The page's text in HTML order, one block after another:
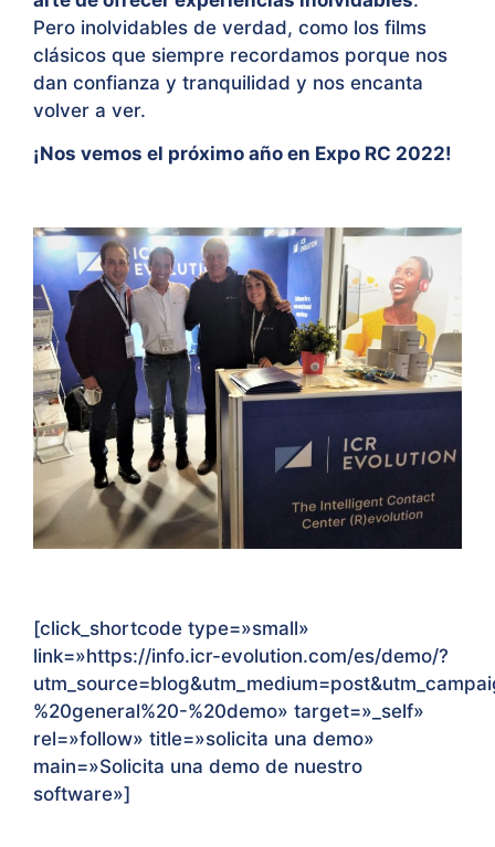
Pero inolvidables de verdad, como los films
clásicos que siempre recordamos porque nos
dan confianza y tranquilidad y nos encanta
volver a ver.
¡Nos vemos el próximo año en Expo RC 2022!
[click_shortcode type=»small»
link=»https://info.icr-evolution.com/es/demo/?
%20general%20-%20demo» target=»_self»
rel=»follow» title=»solicita una demo»
main=»Solicita una demo de nuestro
software»]